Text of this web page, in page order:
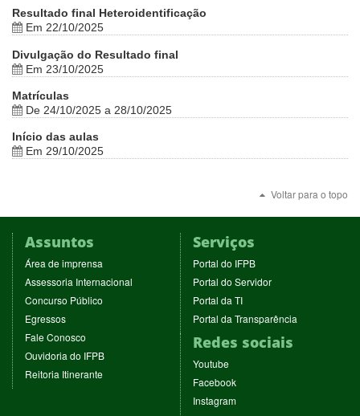
Resultado final Heteroidentificação
Em 22/10/2025
Divulgação do Resultado final
Em 23/10/2025
Matrículas
De 24/10/2025 a 28/10/2025
Início das aulas
Em 29/10/2025
Voltar para o topo
Assuntos
Área de imprensa
em
nova
Assessoria Internacional
Concurso Público
Egressos(abre
nova
janela)
Fale Conosco
em
nova
janela)
Ouvidoria do IFPB(abre
Reitoria Itinerante(abre
Serviços
Portal do IFPB(abre
em
nova
Portal do Servidor(abre
janela)
Portal da TI(abre
nova
janela)
Portal da Transparência
Redes sociais
Youtube(abre
em
nova
janela)
Facebook(abre
nova
Instagram(abre